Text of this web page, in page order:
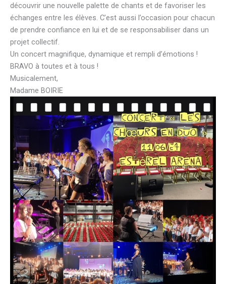
découvrir une nouvelle palette de chants et de favoriser les
échanges entre les élèves. C’est aussi l’occasion pour chacun
de prendre confiance en lui et de se responsabiliser dans un
projet collectif.
Un concert magnifique, dynamique et rempli d’émotions !
BRAVO à toutes et à tous !
Musicalement,
Madame BOIRIE